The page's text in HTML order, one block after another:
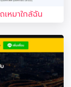
หมาใกล้ฉัน